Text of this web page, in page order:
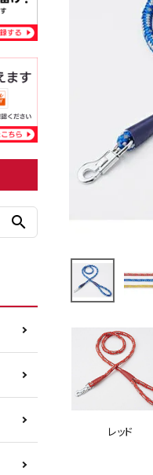
しつ
またたび・
ダイエット
search
レッド